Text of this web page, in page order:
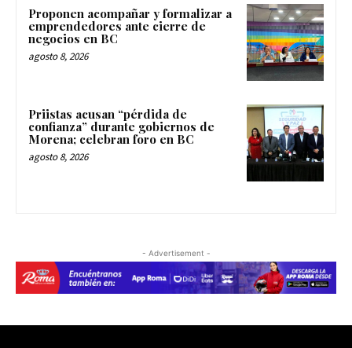
Proponen acompañar y formalizar a
emprendedores ante cierre de
negocios en BC
agosto 8, 2026
Priistas acusan “pérdida de
confianza” durante gobiernos de
Morena; celebran foro en BC
agosto 8, 2026
- Advertisement -